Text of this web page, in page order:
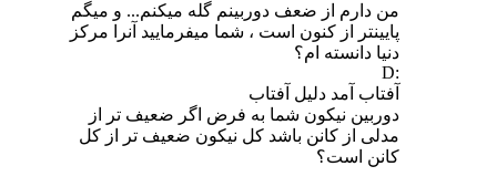
من دارم از ضعف دوربینم گله میکنم... و میگم
پایینتر از کنون است ، شما میفرمایید آنرا مرکز
دنیا دانسته ام؟
:D
آفتاب آمد دلیل آفتاب
دوربین نیکون شما به فرض اگر ضعیف تر از
مدلی از کانن باشد کل نیکون ضعیف تر از کل
کانن است؟